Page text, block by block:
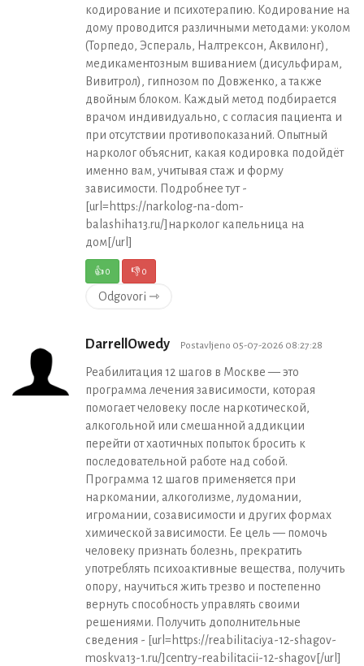
кодирование и психотерапию. Кодирование на
дому проводится различными методами: уколом
(Торпедо, Эспераль, Налтрексон, Аквилонг),
медикаментозным вшиванием (дисульфирам,
Вивитрол), гипнозом по Довженко, а также
двойным блоком. Каждый метод подбирается
врачом индивидуально, с согласия пациента и
при отсутствии противопоказаний. Опытный
нарколог объяснит, какая кодировка подойдёт
именно вам, учитывая стаж и форму
зависимости. Подробнее тут -
[url=https://narkolog-na-dom-
balashiha13.ru/]нарколог капельница на
дом[/url]
👍0 👎0
Odgovori ⇾
DarrellOwedy Postavljeno 05-07-2026 08:27:28
Реабилитация 12 шагов в Москве — это
программа лечения зависимости, которая
помогает человеку после наркотической,
алкогольной или смешанной аддикции
перейти от хаотичных попыток бросить к
последовательной работе над собой.
Программа 12 шагов применяется при
наркомании, алкоголизме, лудомании,
игромании, созависимости и других формах
химической зависимости. Ее цель — помочь
человеку признать болезнь, прекратить
употреблять психоактивные вещества, получить
опору, научиться жить трезво и постепенно
вернуть способность управлять своими
решениями. Получить дополнительные
сведения - [url=https://reabilitaciya-12-shagov-
moskva13-1.ru/]centry-reabilitacii-12-shagov[/url]